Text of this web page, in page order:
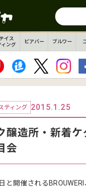
テイス
ィング
ビアバー ブルワー
ティング 2015.1.25
醸造所・新着
会
と開催される